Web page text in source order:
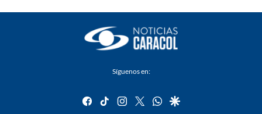
Síguenos en:
facebook
tiktok instagram
twitterwhatsapp
google